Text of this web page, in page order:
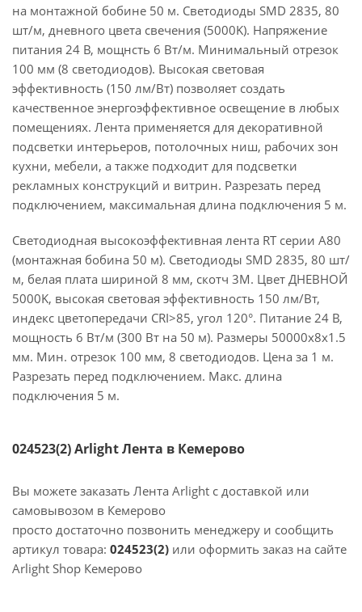
на монтажной бобине 50 м. Светодиоды SMD 2835, 80
шт/м, дневного цвета свечения (5000K). Напряжение
питания 24 В, мощнсть 6 Вт/м. Минимальный отрезок
100 мм (8 светодиодов). Высокая световая
эффективность (150 лм/Вт) позволяет создать
качественное энергоэффективное освещение в любых
помещениях. Лента применяется для декоративной
подсветки интерьеров, потолочных ниш, рабочих зон
кухни, мебели, а также подходит для подсветки
рекламных конструкций и витрин. Разрезать перед
подключением, максимальная длина подключения 5 м.
Светодиодная высокоэффективная лента RT серии A80
(монтажная бобина 50 м). Светодиоды SMD 2835, 80 шт/
м, белая плата шириной 8 мм, скотч 3M. Цвет ДНЕВНОЙ
5000K, высокая световая эффективность 150 лм/Вт,
индекс цветопередачи CRI>85, угол 120°. Питание 24 В,
мощность 6 Вт/м (300 Вт на 50 м). Размеры 50000x8x1.5
мм. Мин. отрезок 100 мм, 8 светодиодов. Цена за 1 м.
Разрезать перед подключением. Макс. длина
подключения 5 м.
024523(2) Arlight Лента в Кемерово
Вы можете заказать Лента Arlight с доставкой или
самовывозом в Кемерово
просто достаточно позвонить менеджеру и сообщить
артикул товара: 024523(2) или оформить заказ на сайте
Arlight Shop Кемерово